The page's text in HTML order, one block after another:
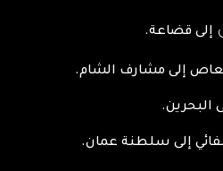
إلى قضاعة.
إلى مشارف الشام.
البحرين.
إلى سلطنة عمان.